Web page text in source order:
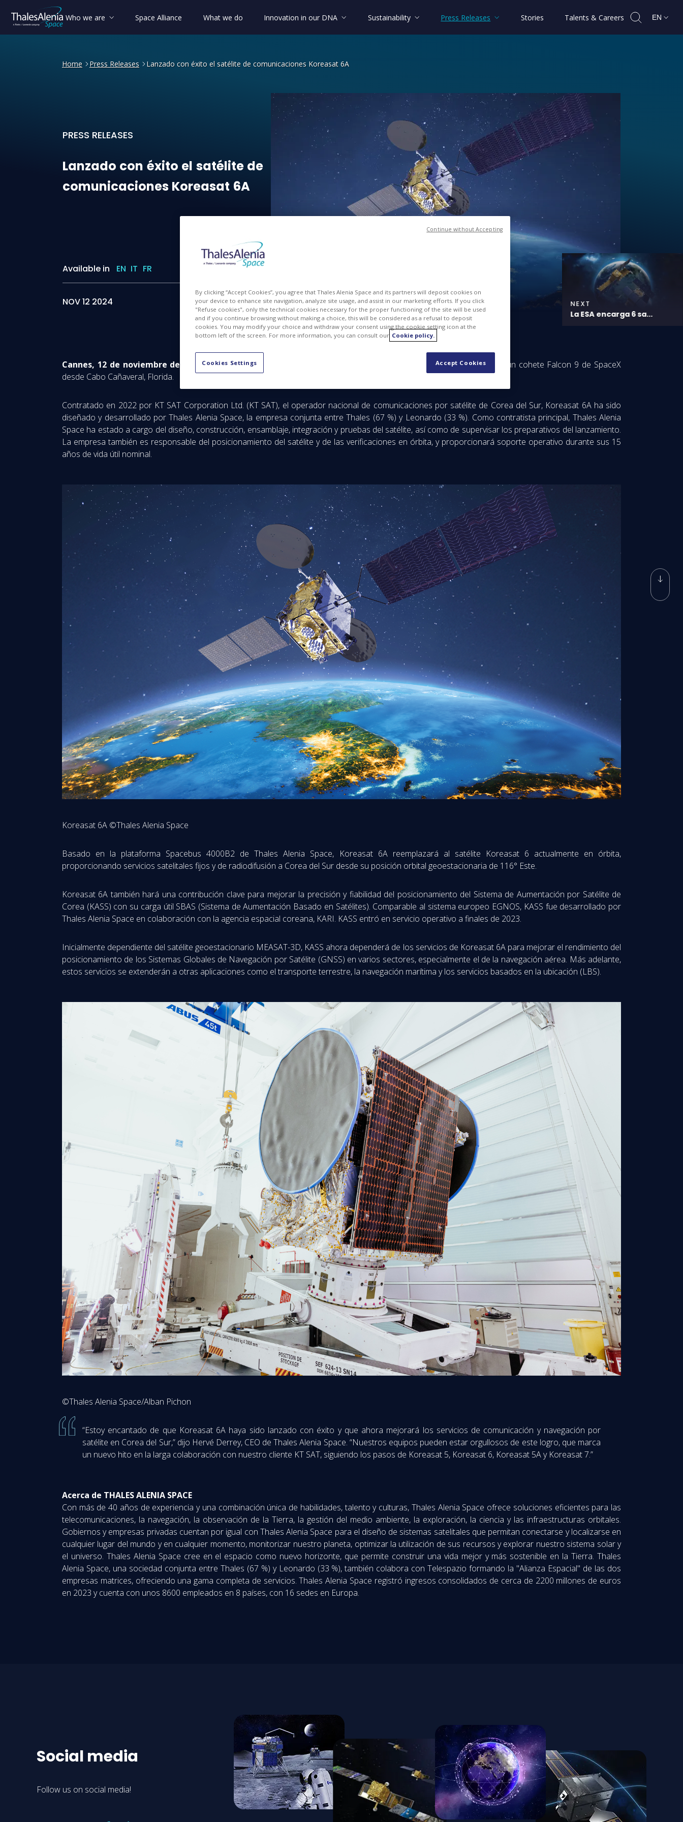
Who we are Space Alliance What we do Innovation in our DNA Sustainability Press Releases Stories Talents & Careers EN
Home Press Releases Lanzado con éxito el satélite de comunicaciones Koreasat 6A
PRESS RELEASES
Lanzado con éxito el satélite de comunicaciones Koreasat 6A
Lanzado con éxito el satélite de
comunicaciones Koreasat 6A
Available in EN IT FR IMG PDF
NOV 12 2024 NEXT
La ESA encarga 6 sa...
Cannes, 12 de noviembre de 2024 – El satélite de comunicaciones Koreasat 6A ha sido lanzado con éxito ayer por un cohete Falcon 9 de SpaceX
desde Cabo Cañaveral, Florida.
Contratado en 2022 por KT SAT Corporation Ltd. (KT SAT), el operador nacional de comunicaciones por satélite de Corea del Sur, Koreasat 6A ha sido
diseñado y desarrollado por Thales Alenia Space, la empresa conjunta entre Thales (67 %) y Leonardo (33 %). Como contratista principal, Thales Alenia
Space ha estado a cargo del diseño, construcción, ensamblaje, integración y pruebas del satélite, así como de supervisar los preparativos del lanzamiento.
La empresa también es responsable del posicionamiento del satélite y de las verificaciones en órbita, y proporcionará soporte operativo durante sus 15
años de vida útil nominal.
Koreasat 6A ©Thales Alenia Space
Basado en la plataforma Spacebus 4000B2 de Thales Alenia Space, Koreasat 6A reemplazará al satélite Koreasat 6 actualmente en órbita,
proporcionando servicios satelitales fijos y de radiodifusión a Corea del Sur desde su posición orbital geoestacionaria de 116° Este.
Koreasat 6A también hará una contribución clave para mejorar la precisión y fiabilidad del posicionamiento del Sistema de Aumentación por Satélite de
Corea (KASS) con su carga útil SBAS (Sistema de Aumentación Basado en Satélites). Comparable al sistema europeo EGNOS, KASS fue desarrollado por
Thales Alenia Space en colaboración con la agencia espacial coreana, KARI. KASS entró en servicio operativo a finales de 2023.
Inicialmente dependiente del satélite geoestacionario MEASAT-3D, KASS ahora dependerá de los servicios de Koreasat 6A para mejorar el rendimiento del
posicionamiento de los Sistemas Globales de Navegación por Satélite (GNSS) en varios sectores, especialmente el de la navegación aérea. Más adelante,
estos servicios se extenderán a otras aplicaciones como el transporte terrestre, la navegación marítima y los servicios basados en la ubicación (LBS).
©Thales Alenia Space/Alban Pichon
“Estoy encantado de que Koreasat 6A haya sido lanzado con éxito y que ahora mejorará los servicios de comunicación y navegación por
satélite en Corea del Sur,” dijo Hervé Derrey, CEO de Thales Alenia Space. “Nuestros equipos pueden estar orgullosos de este logro, que marca
un nuevo hito en la larga colaboración con nuestro cliente KT SAT, siguiendo los pasos de Koreasat 5, Koreasat 6, Koreasat 5A y Koreasat 7.”
Acerca de THALES ALENIA SPACE
Con más de 40 años de experiencia y una combinación única de habilidades, talento y culturas, Thales Alenia Space ofrece soluciones eficientes para las
telecomunicaciones, la navegación, la observación de la Tierra, la gestión del medio ambiente, la exploración, la ciencia y las infraestructuras orbitales.
Gobiernos y empresas privadas cuentan por igual con Thales Alenia Space para el diseño de sistemas satelitales que permitan conectarse y localizarse en
cualquier lugar del mundo y en cualquier momento, monitorizar nuestro planeta, optimizar la utilización de sus recursos y explorar nuestro sistema solar y
el universo. Thales Alenia Space cree en el espacio como nuevo horizonte, que permite construir una vida mejor y más sostenible en la Tierra. Thales
Alenia Space, una sociedad conjunta entre Thales (67 %) y Leonardo (33 %), también colabora con Telespazio formando la "Alianza Espacial" de las dos
empresas matrices, ofreciendo una gama completa de servicios. Thales Alenia Space registró ingresos consolidados de cerca de 2200 millones de euros
en 2023 y cuenta con unos 8600 empleados en 8 países, con 16 sedes en Europa.
Social media
Follow us on social media!
By clicking “Accept Cookies”, you agree that Thales Alenia Space and its partners will deposit cookies on
your device to enhance site navigation, analyze site usage, and assist in our marketing efforts. If you click
"Refuse cookies", only the technical cookies necessary for the proper functioning of the site will be used
and if you continue browsing without making a choice, this will be considered as a refusal to deposit
cookies. You may modify your choice and withdraw your consent using the cookie setting icon at the
bottom left of the screen. For more information, you can consult our Cookie policy.
Cookies Settings Accept Cookies
Continue without Accepting